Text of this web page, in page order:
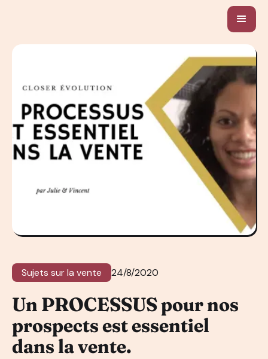
Sujets sur la vente 24/8/2020
Un PROCESSUS pour nos
prospects est essentiel
dans la vente.